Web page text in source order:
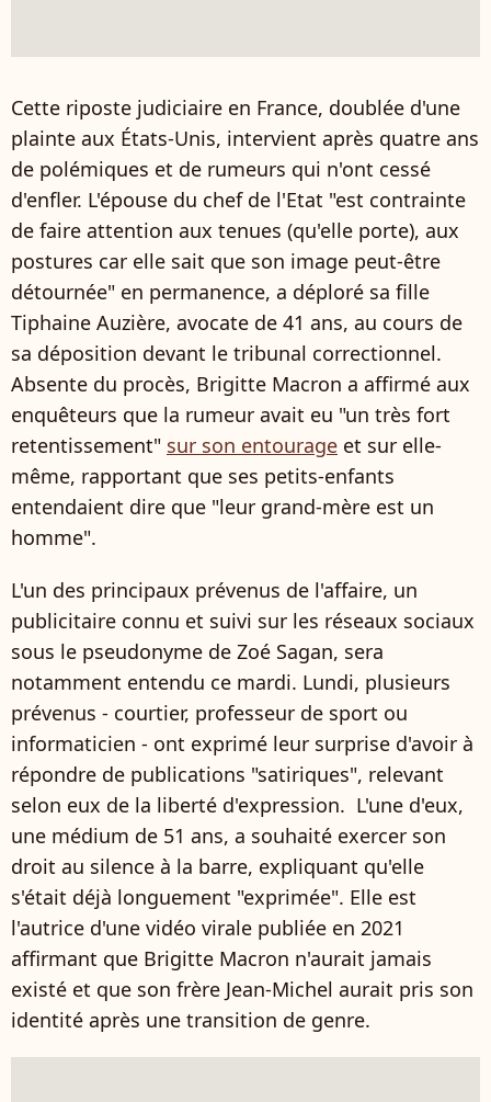
Cette riposte judiciaire en France, doublée d'une
plainte aux États-Unis, intervient après quatre ans
de polémiques et de rumeurs qui n'ont cessé
d'enfler. L'épouse du chef de l'Etat "est contrainte
de faire attention aux tenues (qu'elle porte), aux
postures car elle sait que son image peut-être
détournée" en permanence, a déploré sa fille
Tiphaine Auzière, avocate de 41 ans, au cours de
sa déposition devant le tribunal correctionnel.
Absente du procès, Brigitte Macron a affirmé aux
enquêteurs que la rumeur avait eu "un très fort
retentissement" sur son entourage et sur elle-
même, rapportant que ses petits-enfants
entendaient dire que "leur grand-mère est un
homme".
L'un des principaux prévenus de l'affaire, un
publicitaire connu et suivi sur les réseaux sociaux
sous le pseudonyme de Zoé Sagan, sera
notamment entendu ce mardi. Lundi, plusieurs
prévenus - courtier, professeur de sport ou
informaticien - ont exprimé leur surprise d'avoir à
répondre de publications "satiriques", relevant
selon eux de la liberté d'expression. L'une d'eux,
une médium de 51 ans, a souhaité exercer son
droit au silence à la barre, expliquant qu'elle
s'était déjà longuement "exprimée". Elle est
l'autrice d'une vidéo virale publiée en 2021
affirmant que Brigitte Macron n'aurait jamais
existé et que son frère Jean-Michel aurait pris son
identité après une transition de genre.